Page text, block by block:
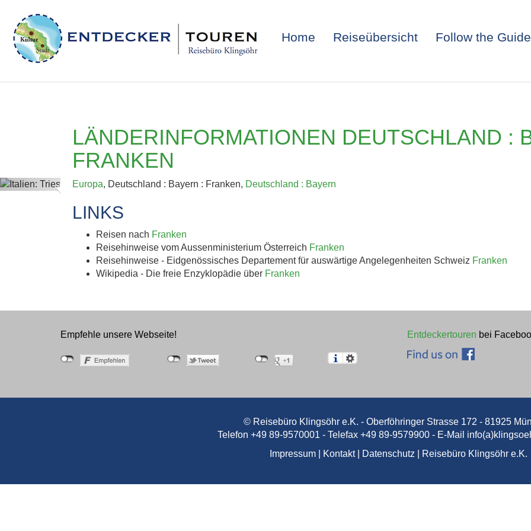
Home Reiseübersicht Follow the Guide
ITALIEN: TRIEST -
ZWISCHEN
K.U.K.-ERBE UND
4. BIS 8....
Triest ist Kaffeehauptstadt, ehemalige K.u.K.
Grenz- und Hafenstadt. Die Stadt war einst das
Previous
LÄNDERINFORMATIONEN DEUTSCHLAND :
FRANKEN
Europa, Deutschland : Bayern : Franken, Deutschland : Bayern
LINKS
Reisen nach Franken
Reisehinweise vom Aussenministerium Österreich Franken
Reisehinweise - Eidgenössisches Departement für auswärtige Angelegenheiten Schweiz Franken
Wikipedia - Die freie Enzyklopädie über Franken
Empfehle unsere Webseite! Entdeckertouren bei
© Reisebüro Klingsöhr e.K. - Oberföhringer Strasse 172 - 81925
Telefon +49 89-9570001 - Telefax +49 89-9579900 - E-Mail
Impressum| Kontakt| Datenschutz Reisebüro Klingsöhr e.K.